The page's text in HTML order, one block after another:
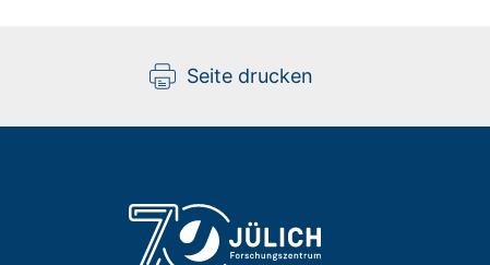
Seite drucken